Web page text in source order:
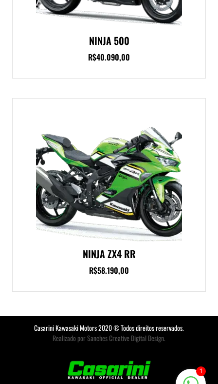
NINJA 500
R$40.090,00
NINJA ZX4 RR
R$58.190,00
Casarini Kawasaki Motors 2020 ® Todos direitos reservados.
Realizado por Sanches Creative Digital Design.
1